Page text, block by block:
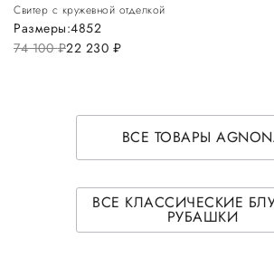
Свитер с кружевной отделкой
74 100руб.22 230 руб.
Размеры:4852
ВСЕ ТОВАРЫ
ВСЕ КЛАССИЧЕСКИЕ
РУБАШКИ